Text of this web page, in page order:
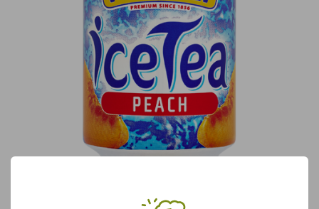
Pfanner Ice Tea Broskev PLECH 0,33l